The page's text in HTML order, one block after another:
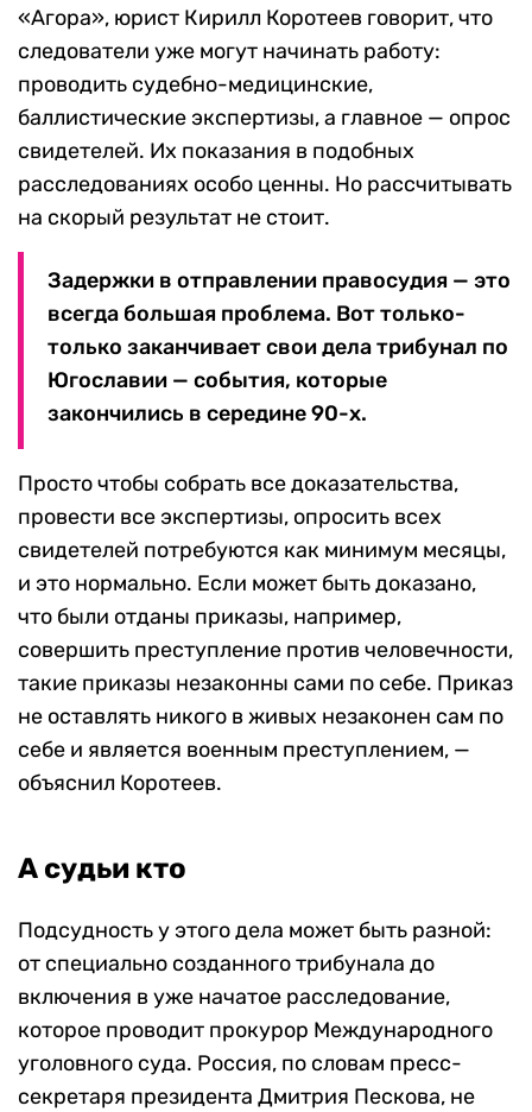
«Агора», юрист Кирилл Коротеев говорит, что
следователи уже могут начинать работу:
проводить судебно-медицинские,
баллистические экспертизы, а главное — опрос
свидетелей. Их показания в подобных
расследованиях особо ценны. Но рассчитывать
на скорый результат не стоит.
Задержки в отправлении правосудия — это
всегда большая проблема. Вот только-
только заканчивает свои дела трибунал по
Югославии — события, которые
закончились в середине 90-х.
Просто чтобы собрать все доказательства,
провести все экспертизы, опросить всех
свидетелей потребуются как минимум месяцы,
и это нормально. Если может быть доказано,
что были отданы приказы, например,
совершить преступление против человечности,
такие приказы незаконны сами по себе. Приказ
не оставлять никого в живых незаконен сам по
себе и является военным преступлением, —
объяснил Коротеев.
А судьи кто
Подсудность у этого дела может быть разной:
от специально созданного трибунала до
включения в уже начатое расследование,
которое проводит прокурор Международного
уголовного суда. Россия, по словам пресс-
секретаря президента Дмитрия Пескова, не